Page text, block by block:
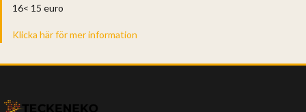
16< 15 euro
Klicka här för mer information